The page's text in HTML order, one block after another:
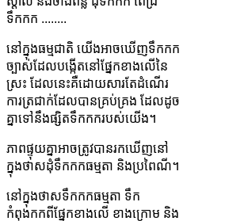
ទឹកកក ........
នៅក្នុងធម្មជាតិ យើងអាចឃើញទឹកកក
ច្បាស់ដែលបង្កើតនៅផ្នែកខាងលើនៃ
ស្រះ ដែលនេះគឺដោយសារតែដំណើរ
ការត្រជាក់ដែលបានគ្រប់គ្រង ដែលដូច
គ្នាទៅនឹងផ្សិតទឹកកករបស់យើង។
ភាពផ្ទុយគ្នាអាចត្រូវបានរកឃើញនៅ
ក្នុងថាសដុំទឹកកកធម្មតា និងប្រពៃណី។
នៅក្នុងថាសទឹកកកធម្មតា ទឹក
កំពុងកកពីផ្នែកខាងលើ ខាងក្រោម និង